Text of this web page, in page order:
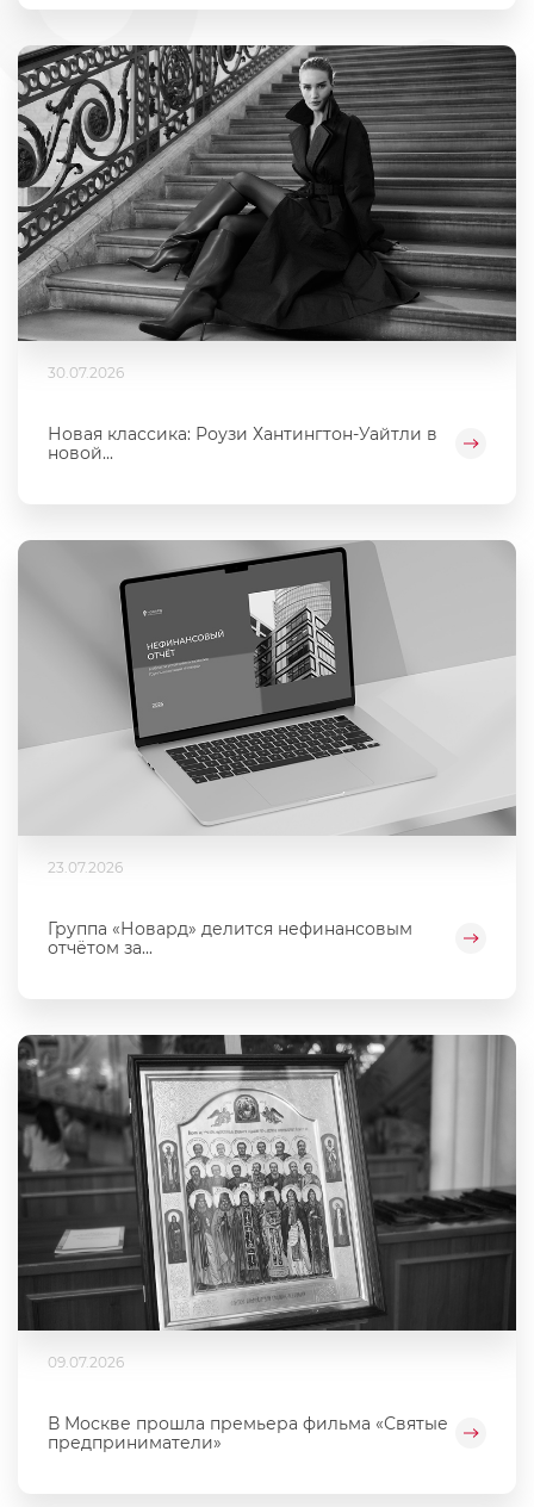
30.07.2026
Новая классика: Роузи Хантингтон-Уайтли в
новой...
23.07.2026
Группа «Новард» делится нефинансовым
отчётом за...
09.07.2026
В Москве прошла премьера фильма «Святые
предприниматели»